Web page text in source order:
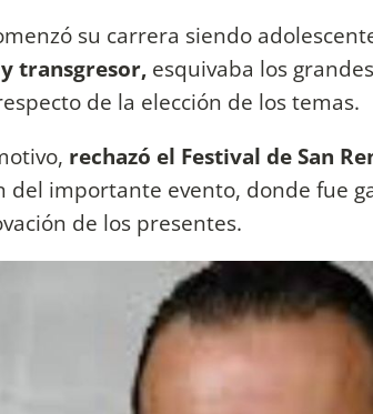
su carrera siendo
transgresor, esquivaba los
de la elección de los temas.
rechazó el Festival de San
del importante evento, donde fue
de los presentes.